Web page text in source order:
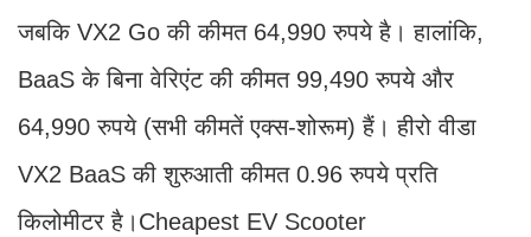
जबकि VX2 Go की कीमत 64,990 रुपये है। हालांकि,
BaaS के बिना वेरिएंट की कीमत 99,490 रुपये और
64,990 रुपये (सभी कीमतें एक्स-शोरूम) हैं। हीरो वीडा
VX2 BaaS की शुरुआती कीमत 0.96 रुपये प्रति
किलोमीटर है।Cheapest EV Scooter